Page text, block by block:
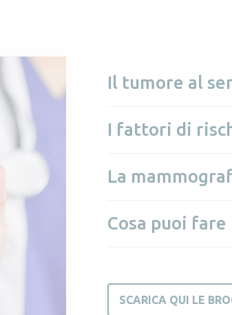
Il tumore al
I fattori di
La
Cosa puoi fare
SCARICA QUI LE